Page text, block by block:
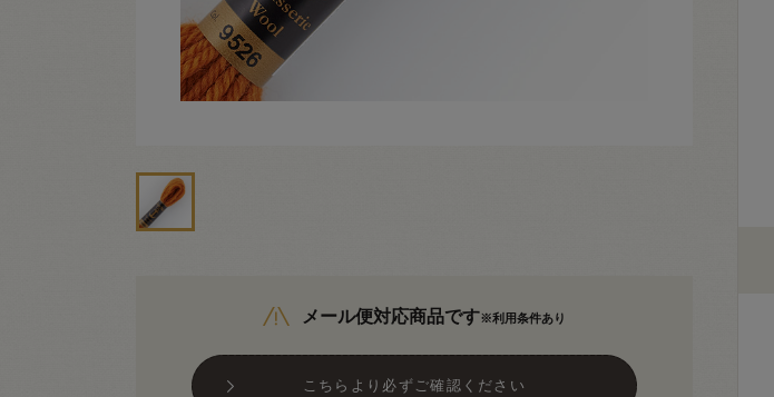
メール便対応商品です※利用条件あり
こちらより必ずご確認ください